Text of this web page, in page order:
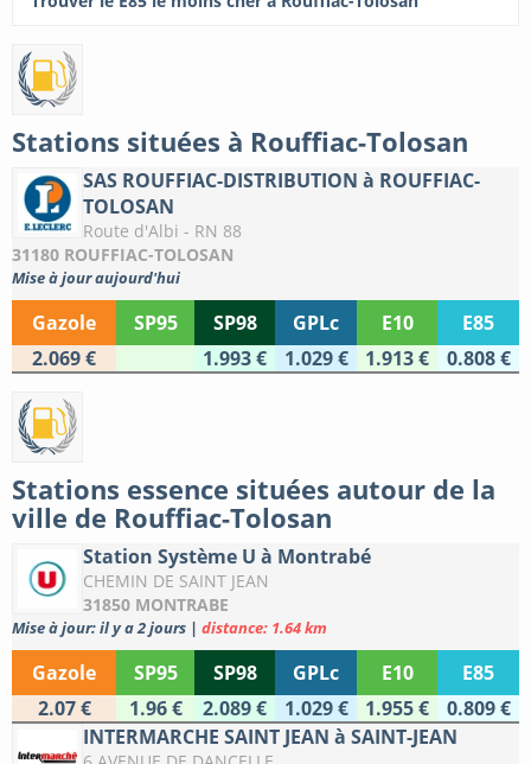
Stations situées à Rouffiac-Tolosan
SAS ROUFFIAC-DISTRIBUTION à ROUFFIAC-
TOLOSAN
Route d'Albi - RN 88
31180 ROUFFIAC-TOLOSAN
Mise à jour aujourd'hui
Gazole SP95 SP98 GPLc E10
E85
2.069 €
1.993 € 1.029 € 1.913 € 0.808 €
Stations essence situées autour de la
ville de Rouffiac-Tolosan
Station Système U à Montrabé
CHEMIN DE SAINT JEAN
31850 MONTRABE
Mise à jour: il y a 2 jours | distance: 1.64 km
Gazole SP95 SP98 GPLc E10
E85
2.07 €
1.96 € 2.089 € 1.029 € 1.955 €
0.809 €
INTERMARCHE SAINT JEAN à SAINT-JEAN